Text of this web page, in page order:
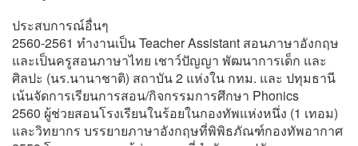
ประสบการณ์อื่นๆ
2560-2561 ทำงานเป็น Teacher Assistant สอนภาษาอังกฤษ
และเป็นครูสอนภาษาไทย เชาว์ปัญญา พัฒนาการเด็ก และ
ศิลปะ (นร.นานาชาติ) สถาบัน 2 แห่งใน กทม. และ ปทุมธานี
เน้นจัดการเรียนการสอน/กิจกรรมการศึกษา Phonics
2560 ผู้ช่วยสอนโรงเรียนในร้อยในกองทัพแห่งหนึ่ง (1 เทอม)
และวิทยากร บรรยายภาษาอังกฤษที่พิพิธภัณฑ์กองทัพอากาศ